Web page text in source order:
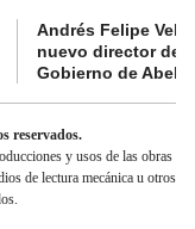
Andrés Felipe
nuevo director de
Gobierno de
reservados.
y usos de las obras
de lectura mecánica u otros